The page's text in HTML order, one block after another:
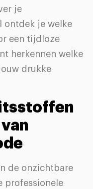
je
ontdek je welke
een tijdloze
herkennen welke
drukke
de onzichtbare
professionele